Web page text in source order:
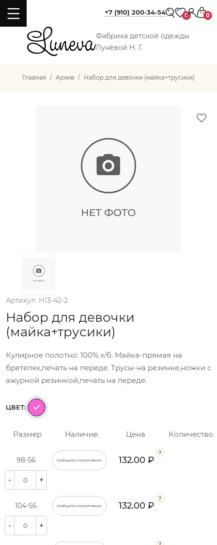
Фабрика детской одежды
Лунёвой Н. Г.
+7 (910) 200-34-54 0 0
Главная Архив Набор для девочки (майка+трусики)
Артикул: Н13-42-2.
Набор для девочки
(майка+трусики)
Кулирное полотно: 100% х/б. Майка-прямая на
бретелях,печать на переде. Трусы-на резинке,ножки с
ажурной резинкой,печать на переде.
ЦВЕТ:
Размер Наличие Цена Количество
98-56 Сообщить о поступлении 132.00 ₽
- +
104-56 Сообщить о поступлении 132.00 ₽
- +